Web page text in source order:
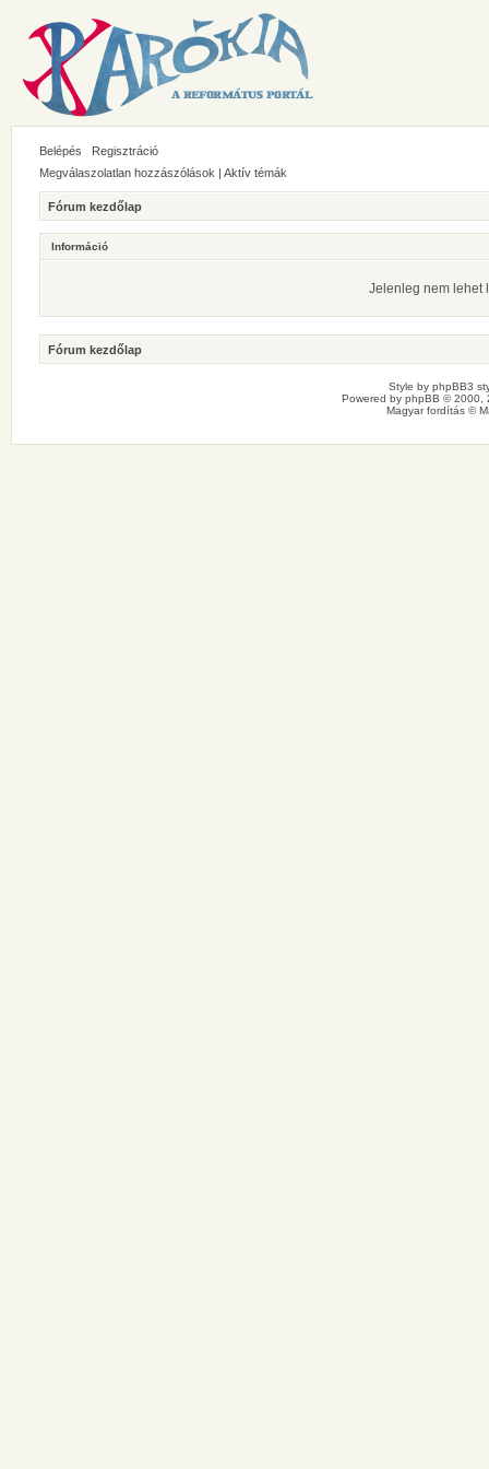
Belépés
Regisztráció
Megválaszolatlan hozzászólások | Aktív témák
Fórum kezdőlap
Információ
Jelenleg nem lehet
Fórum kezdőlap
Style by phpBB3
Powered by phpBB © 2000,
Magyar fordítás ©